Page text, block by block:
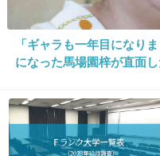
逆に気使う
17. 匿名 2014/03/26(水) 16:04:02
ジャニーさんよくな
「ギャラも一年目になり
になった馬場園梓が直面